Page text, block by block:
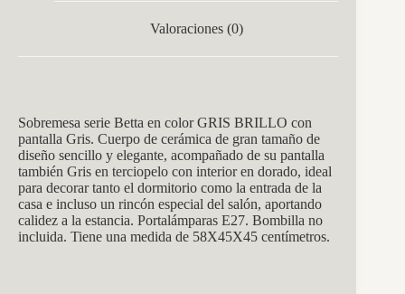
Valoraciones (0)
Sobremesa serie Betta en color GRIS BRILLO con
pantalla Gris. Cuerpo de cerámica de gran tamaño de
diseño sencillo y elegante, acompañado de su pantalla
también Gris en terciopelo con interior en dorado, ideal
para decorar tanto el dormitorio como la entrada de la
casa e incluso un rincón especial del salón, aportando
calidez a la estancia. Portalámparas E27. Bombilla no
incluida. Tiene una medida de 58X45X45 centímetros.